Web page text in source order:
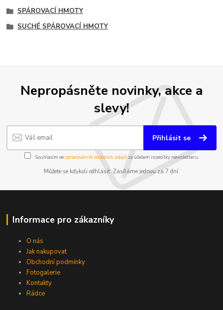
SPÁROVACÍ HMOTY
SUCHÉ SPÁROVACÍ HMOTY
Nepropásněte novinky, akce a
slevy!
Přihlásit se
Souhlasím se zpracováním osobních údajůza účelem rozesílky newsletteru.
Můžete se kdykoli odhlásit. Zasíláme jednou za 7 dní.
Informace pro zákazníky
O nás
Jak nakupovat
Obchodní podmínky
Fotogalerie
Kontakty
Rádce